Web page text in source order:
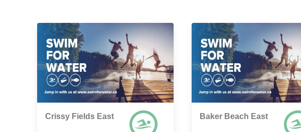
Crissy Fields East Baker Beach East